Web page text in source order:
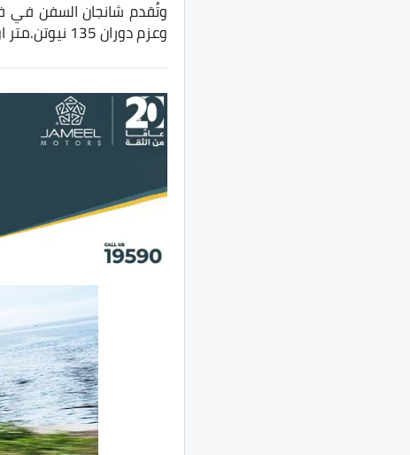
وعزم دوران 135 نيوتن.متر او 145 نيوتن.متر على الترتيب، وتأتي بثلاثة فئات الأولى مانيوال والثانية والثالثة اوتوماتيك.